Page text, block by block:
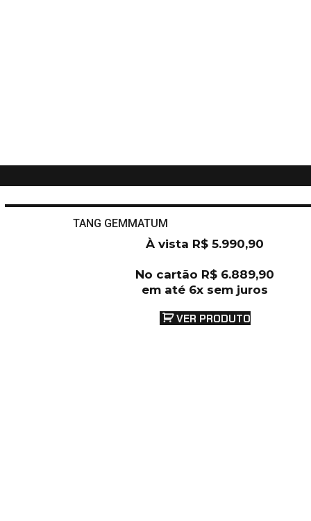
TANG GEMMATUM
À vista R$ 5.990,90
No cartão R$ 6.889,90
em até 6x sem juros
VER PRODUTO